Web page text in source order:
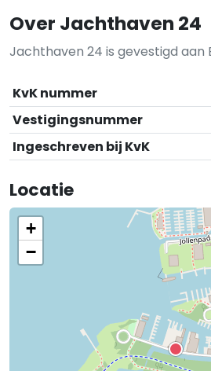
Over Jachthaven 24
Jachthaven 24 is gevestigd aan
KvK nummer
Vestigingsnummer
Ingeschreven bij KvK
Locatie
+
−